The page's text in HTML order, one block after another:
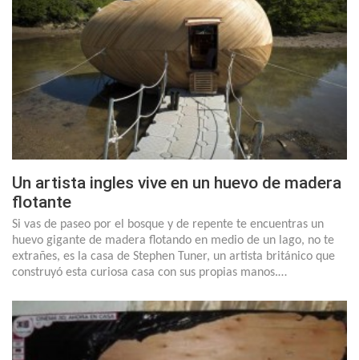
Un artista ingles vive en un huevo de madera
flotante
Si vas de paseo por el bosque y de repente te encuentras un
huevo gigante de madera flotando en medio de un lago, no te
extrañes, es la casa de Stephen Tuner, un artista británico que
construyó esta curiosa casa con sus propias manos.…